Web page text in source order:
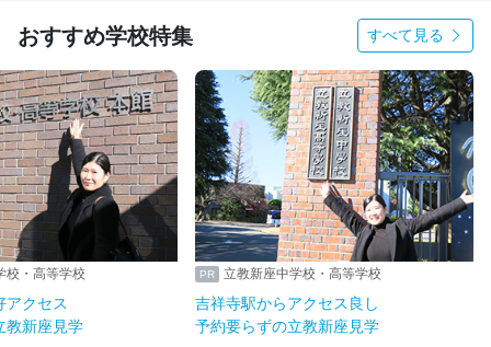
おすすめ学校特集 すべて見る
校・高等学校
アクセス
教新座見学
立教新座中学校・高等学校
吉祥寺駅からアクセス良し
予約要らずの立教新座見学